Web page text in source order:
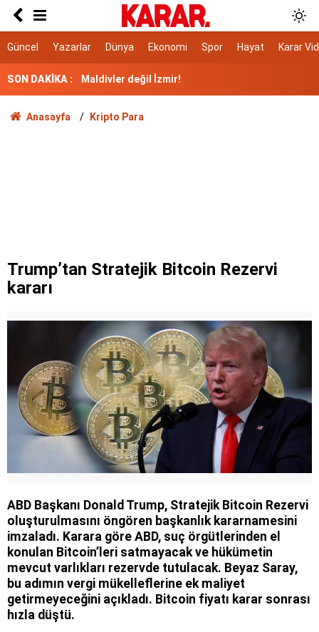
Güncel Yazarlar Dünya Ekonomi Spor Hayat Karar
SON DAKİKA :
Kuraklığa kafa tutuyor, hem bitkisi hem yağı
kullanılıyor!
Maldivler değil İzmir!
'Atık sömürgeciliği'
açıklama
Anasayfa Kripto Para
Trump’tan Stratejik Bitcoin Rezervi
kararı
ABD Başkanı Donald Trump, Stratejik Bitcoin Rezervi
oluşturulmasını öngören başkanlık kararnamesini
imzaladı. Karara göre ABD, suç örgütlerinden el
konulan Bitcoin’leri satmayacak ve hükümetin
mevcut varlıkları rezervde tutulacak. Beyaz Saray,
bu adımın vergi mükelleflerine ek maliyet
getirmeyeceğini açıkladı. Bitcoin fiyatı karar sonrası
hızla düştü.